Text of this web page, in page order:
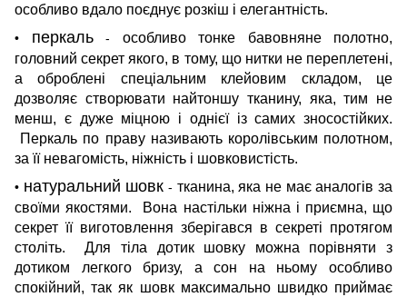
особливо вдало поєднує розкіш і елегантність.
• перкаль- особливо тонке бавовняне полотно,
головний секрет якого, в тому, що нитки не переплетені,
а оброблені спеціальним клейовим складом, це
дозволяє створювати найтоншу тканину, яка, тим не
менш, є дуже міцною і однієї із самих зносостійких.
Перкаль по праву називають королівським полотном,
за її невагомість, ніжність і шовковистість.
• натуральний шовк - тканина, яка не має аналогів за
своїми якостями. Вона настільки ніжна і приємна, що
секрет її виготовлення зберігався в секреті протягом
століть. Для тіла дотик шовку можна порівняти з
дотиком легкого бризу, а сон на ньому особливо
спокійний, так як шовк максимально швидко приймає